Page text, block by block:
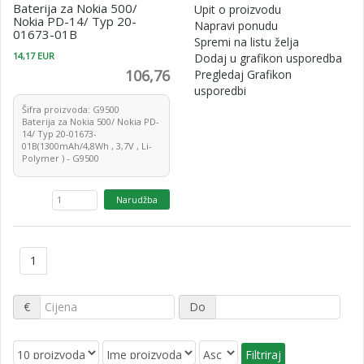
Baterija za Nokia 500/
Nokia PD-14/ Typ 20-
01673-01B
14,17 EUR
106,76
Šifra proizvoda: G9500
Baterija za Nokia 500/ Nokia PD-
14/ Typ 20-01673-
01B(1300mAh/4,8Wh , 3,7V , Li-
Polymer ) - G9500
Upit o proizvodu
Napravi ponudu
Spremi na listu želja
Dodaj u grafikon usporedba
Pregledaj Grafikon
usporedbi
1
€ Do